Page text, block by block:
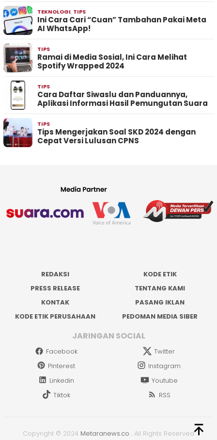
TEKNOLOGI, TIPS
Ini Cara Cari “Cuan” Tambahan Pakai Meta
AI WhatsApp!
TIPS
Ramai di Media Sosial, Ini Cara Melihat
Spotify Wrapped 2024
TIPS
Cara Daftar Siwaslu dan Panduannya,
Aplikasi Informasi Hasil Pemungutan Suara
TIPS
Tips Mengerjakan Soal SKD 2024 dengan
Cepat Versi Lulusan CPNS
REDAKSI
KODE ETIK
PRESS RELEASE
TENTANG KAMI
KONTAK
PASANG IKLAN
KODE ETIK PERUSAHAAN
PEDOMAN MEDIA SIBER
JARINGAN SOCIAL
Facebook
Twitter
Pinterest
Instagram
Linkedin
Youtube
Tiktok
RSS
Copyright © 2024 Metaranews.co . All Rights Reserved